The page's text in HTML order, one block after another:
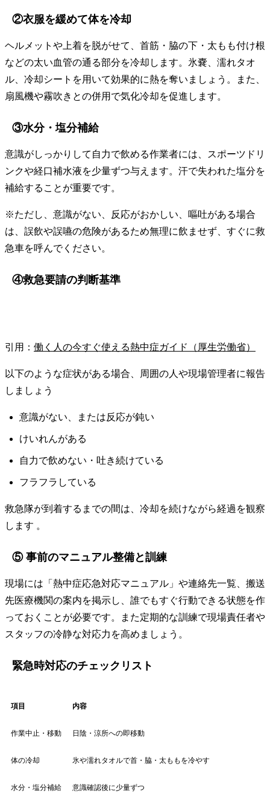
②衣服を緩めて体を冷却
ヘルメットや上着を脱がせて、首筋・脇の下・太もも付け根
などの太い血管の通る部分を冷却します。氷嚢、濡れタオ
ル、冷却シートを用いて効果的に熱を奪いましょう。また、
扇風機や霧吹きとの併用で気化冷却を促進します。
③水分・塩分補給
意識がしっかりして自力で飲める作業者には、スポーツドリ
ンクや経口補水液を少量ずつ与えます。汗で失われた塩分を
補給することが重要です。
※ただし、意識がない、反応がおかしい、嘔吐がある場合
は、誤飲や誤嚥の危険があるため無理に飲ませず、すぐに救
急車を呼んでください。
④救急要請の判断基準
引用： 働く人の今すぐ使える熱中症ガイド（厚生労働省）
以下のような症状がある場合、周囲の人や現場管理者に報告
しましょう
意識がない、または反応が鈍い
けいれんがある
自力で飲めない・吐き続けている
フラフラしている
救急隊が到着するまでの間は、冷却を続けながら経過を観察
します 。
⑤ 事前のマニュアル整備と訓練
現場には「熱中症応急対応マニュアル」や連絡先一覧、搬送
先医療機関の案内を掲示し、誰でもすぐ行動できる状態を作
っておくことが必要です。また定期的な訓練で現場責任者や
スタッフの冷静な対応力を高めましょう。
緊急時対応のチェックリスト
項目 内容
作業中止・移動 日陰・涼所への即移動
体の冷却 氷や濡れタオルで首・脇・太ももを冷やす
水分・塩分補給 意識確認後に少量ずつ